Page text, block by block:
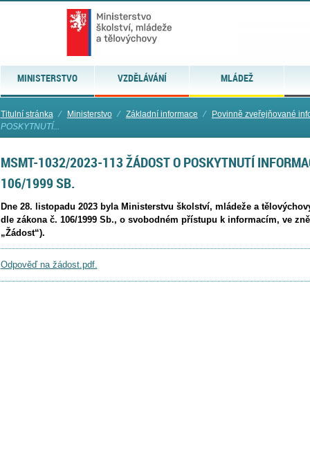
MINISTERSTVO VZDĚLÁVÁNÍ MLÁDEŽ
Titulní stránka ⁄ Ministerstvo ⁄ Základní informace ⁄
Povinně zveřejňované
POSKYTNUTÍ...
MSMT-1032/2023-113 ŽÁDOST O POSKYTNUTÍ
106/1999 SB.
Dne 28. listopadu 2023 byla Ministerstvu školství, mládeže a
dle zákona č. 106/1999 Sb., o svobodném přístupu k informacím, ve
„Žádost“).
Odpověď na žádost.pdf.